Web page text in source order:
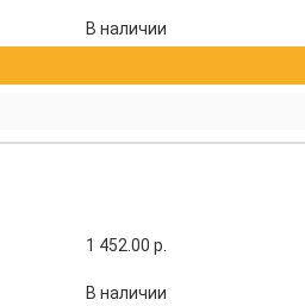
В наличии
1 452.00 р.
В наличии